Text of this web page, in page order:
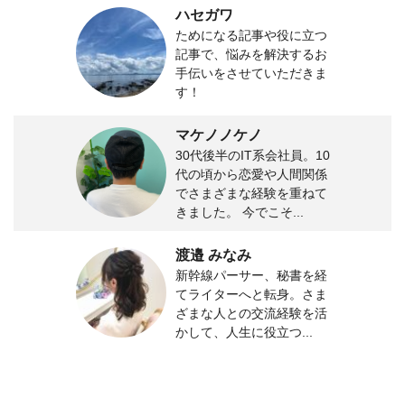
ハセガワ
ためになる記事や役に立つ
記事で、悩みを解決するお
手伝いをさせていただきま
す！
マケノノケノ
30代後半のIT系会社員。10
代の頃から恋愛や人間関係
でさまざまな経験を重ねて
きました。 今でこそ...
渡邉 みなみ
新幹線パーサー、秘書を経
てライターへと転身。さま
ざまな人との交流経験を活
かして、人生に役立つ...